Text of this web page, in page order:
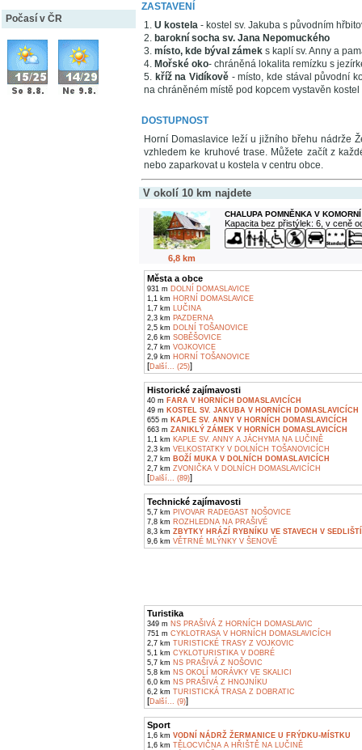
Počasí v ČR
ZASTAVENÍ
1. U kostela - kostel sv. Jakuba s původním
2. barokní socha sv. Jana Nepomuckého
3. místo, kde býval zámek s kaplí sv. Anny a
4. Mořské oko- chráněná lokalita remízku s
5. kříž na Vidíkově- místo, kde stával původní
na chráněném místě pod kopcem vystavěn
DOSTUPNOST
Horní Domaslavice leží u jižního břehu nádrže
vzhledem ke kruhové trase. Můžete začít z
nebo zaparkovat u kostela v centru obce.
V okolí 10 km najdete
6,8 km
CHALUPA POMNĚNKA V
Kapacita bez přistýlek: 6, v ceně
Města a obce
931 m DOLNÍ DOMASLAVICE
1,1 km HORNÍ DOMASLAVICE
1,7 km LUČINA
2,3 km PAZDERNA
2,5 km DOLNÍ TOŠANOVICE
2,6 km SOBĚŠOVICE
2,7 km VOJKOVICE
2,9 km HORNÍ TOŠANOVICE
[Další... (25)]
Historické zajímavosti
40 m FARA V HORNÍCH DOMASLAVICÍCH
49 m KOSTEL SV. JAKUBA V HORNÍCH DOMASLAVICÍCH
655 m KAPLE SV. ANNY V HORNÍCH DOMASLAVICÍCH
663 m ZANIKLÝ ZÁMEK V HORNÍCH DOMASLAVICÍCH
1,1 km KAPLE SV. ANNY A JÁCHYMA NA LUČINĚ
2,3 km VELKOSTATKY V DOLNÍCH TOŠANOVICÍCH
2,7 km BOŽÍ MUKA V DOLNÍCH DOMASLAVICÍCH
2,7 km ZVONIČKA V DOLNÍCH DOMASLAVICÍCH
[Další... (89)]
Technické zajímavosti
5,7 km PIVOVAR RADEGAST NOŠOVICE
7,8 km ROZHLEDNA NA PRAŠIVÉ
8,3 km ZBYTKY HRÁZÍ RYBNÍKU VE STAVECH V
9,6 km VĚTRNÉ MLÝNKY V ŠENOVĚ
Turistika
349 m NS PRAŠIVÁ Z HORNÍCH DOMASLAVIC
751 m CYKLOTRASA V HORNÍCH DOMASLAVICÍCH
2,7 km TURISTICKÉ TRASY Z VOJKOVIC
5,1 km CYKLOTURISTIKA V DOBRÉ
5,7 km NS PRAŠIVÁ Z NOŠOVIC
5,8 km NS OKOLÍ MORÁVKY VE SKALICI
6,0 km NS PRAŠIVÁ Z HNOJNÍKU
6,2 km TURISTICKÁ TRASA Z DOBRATIC
[Další... (9)]
Sport
1,6 km VODNÍ NÁDRŽ ŽERMANICE U FRÝDKU-MÍSTKU
1,6 km TĚLOCVIČNA A HŘIŠTĚ NA LUČINĚ